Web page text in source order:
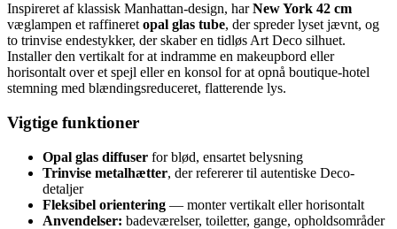
Inspireret af klassisk Manhattan-design, harNew York 42 cm
væglampen et raffineret opal glas tube, der spreder lyset jævnt, og
to trinvise endestykker, der skaber en tidløs Art Deco silhuet.
Installer den vertikalt for at indramme en makeupbord eller
horisontalt over et spejl eller en konsol for at opnå boutique-hotel
stemning med blændingsreduceret, flatterende lys.
Vigtige funktioner
Opal glas diffuser for blød, ensartet belysning
Trinvise metalhætter, der refererer til autentiske Deco-
detaljer
Fleksibel orientering — monter vertikalt eller horisontalt
Anvendelser: badeværelser, toiletter, gange, opholdsområder